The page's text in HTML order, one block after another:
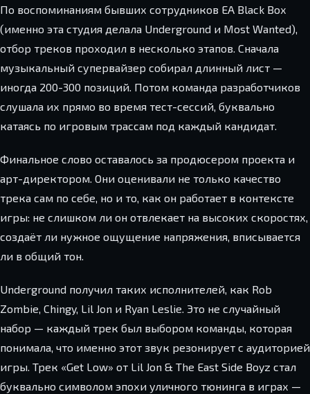
По воспоминаниям бывших сотрудников EA Black Box
(именно эта студия делала Underground и Most Wanted),
отбор треков проходил в несколько этапов. Сначала
музыкальный супервайзер собирал длинный лист —
иногда 200-300 позиций. Потом команда разработчиков
слушала их прямо во время тест-сессий, буквально
катаясь по игровым трассам под каждый кандидат.
Финальное слово оставалось за продюсером проекта и
арт-директором. Они оценивали не только качество
трека сам по себе, но и то, как он работает в контексте
игры: не слишком ли он отвлекает на высоких скоростях,
создаёт ли нужное ощущение напряжения, вписывается
ли в общий тон.
Underground получил таких исполнителей, как Rob
Zombie, Chingy, Lil Jon и Ryan Leslie. Это не случайный
набор — каждый трек был выбором команды, которая
понимала, что именно этот звук резонирует с аудиторией
игры. Трек «Get Low» от Lil Jon & The East Side Boyz стал
буквально символом эпохи уличного тюнинга в играх —